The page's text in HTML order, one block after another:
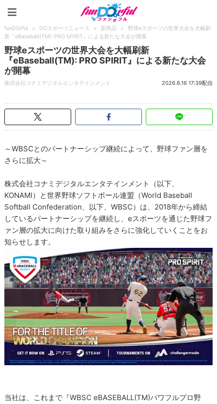
funDOrful > DOスポーツニュース > 新商品 >
野球eスポーツの世界大会を大幅刷
新『eBaseball(TM): PRO SPIRIT』による新たな大会が開幕
野球eスポーツの世界大会を大幅刷新
『eBaseball(TM): PRO SPIRIT』による新たな大会
が開幕
株式会社コナミデジタルエンタテインメント 2026.6.16 17:39配信
～WBSCとのパートナーシップ継続によって、野球ファン層を
さらに拡大～
株式会社コナミデジタルエンタテインメント（以下、
KONAMI）と世界野球ソフトボール連盟（World Baseball
Softball Confederation、以下、WBSC）は、2018年から締結
しているパートナーシップを継続し、eスポーツを通じた野球フ
ァン層の拡大に向けた取り組みをさらに強化していくことをお
知らせします。
当社は、これまで『WBSC eBASEBALL(TM)パワフルプロ野